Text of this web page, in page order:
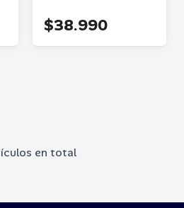
$38.990
en total